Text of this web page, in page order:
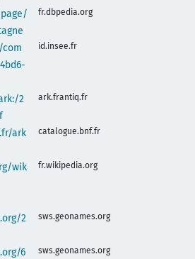
fr.dbpedia.org
id.insee.fr
2
ark.frantiq.fr
ark
catalogue.bnf.fr
wik
fr.wikipedia.org
2
sws.geonames.org
6
sws.geonames.org